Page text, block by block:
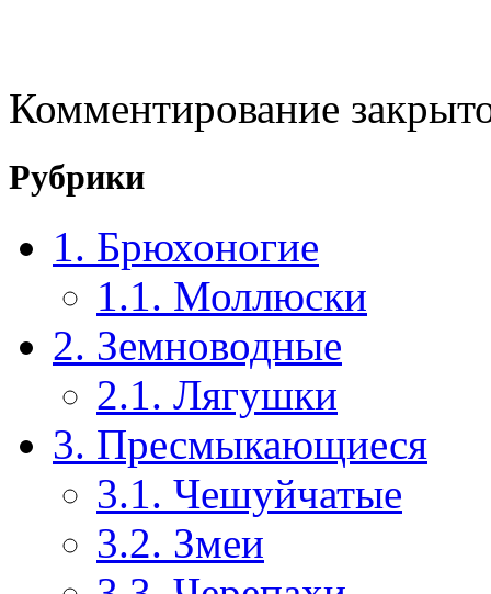
Комментирование
Рубрики
1. Брюхоногие
1.1. Моллюски
2. Земноводные
2.1. Лягушки
3. Пресмыкающиеся
3.1. Чешуйчатые
3.2. Змеи